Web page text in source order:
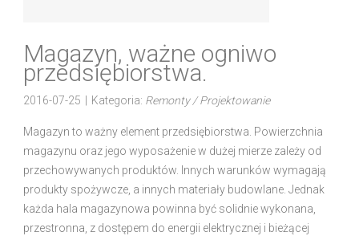
Magazyn, ważne ogniwo
przedsiębiorstwa.
2016-07-25 Kategoria: Remonty / Projektowanie
Magazyn to ważny element przedsiębiorstwa. Powierzchnia
magazynu oraz jego wyposażenie w dużej mierze zależy od
przechowywanych produktów. Innych warunków wymagają
produkty spożywcze, a innych materiały budowlane. Jednak
każda hala magazynowa powinna być solidnie wykonana,
przestronna, z dostępem do energii elektrycznej i bieżącej